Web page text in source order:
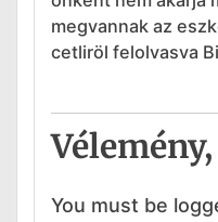
megvannak az
cetliröl felolvasva
You must be